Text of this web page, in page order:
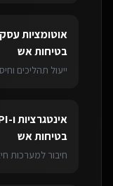
אוטומציות
בטיחות אש
ייעול תהליכים
אינטגרציות ו-API
בטיחות אש
חיבור למערכות